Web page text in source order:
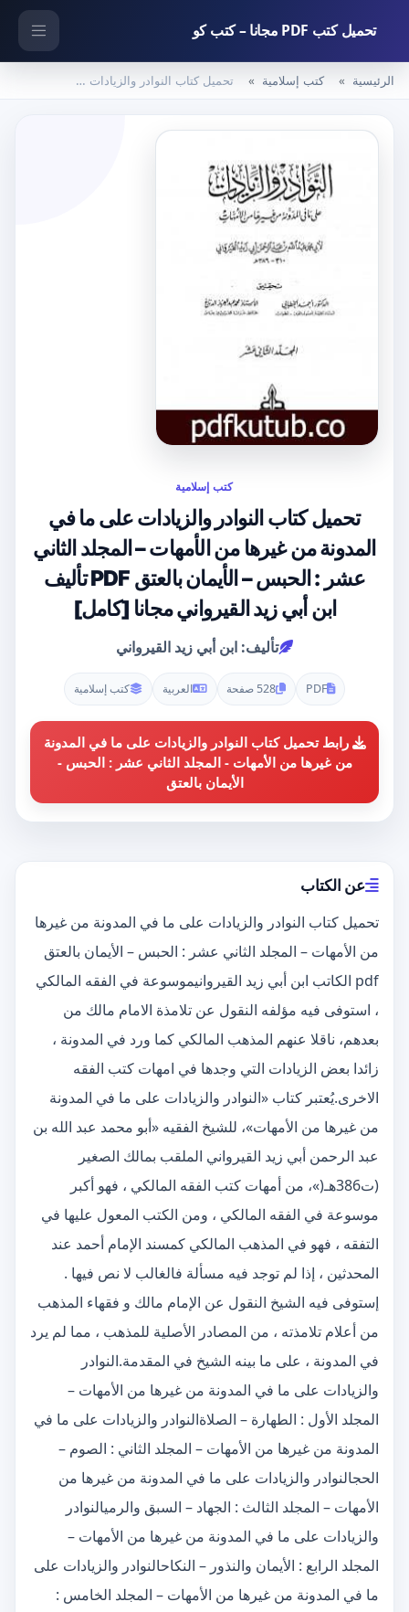
تحميل كتب PDF مجانا – كتب كو
الرئيسية كتب إسلامية تحميل كتاب النوادر والزيادات على ما في المدونة من غيرها من الأمهات – المجلد الثاني عشر : الحبس – الأيمان بالعتق PDF تأليف ابن أبي زيد القيرواني مجانا [كامل]
كتب إسلامية
تحميل كتاب النوادر والزيادات على ما في
المدونة من غيرها من الأمهات – المجلد الثاني
عشر : الحبس – الأيمان بالعتق PDF تأليف
ابن أبي زيد القيرواني مجانا [كامل]
تأليف: ابن أبي زيد القيرواني
PDF 528 صفحة العربية كتب إسلامية
رابط تحميل كتاب النوادر والزيادات على ما في المدونة
من غيرها من الأمهات - المجلد الثاني عشر : الحبس -
الأيمان بالعتق
عن الكتاب
تحميل كتاب النوادر والزيادات على ما في المدونة من غيرها
من الأمهات – المجلد الثاني عشر : الحبس – الأيمان بالعتق
pdf الكاتب ابن أبي زيد القيروانيموسوعة في الفقه المالكي
، استوفى فيه مؤلفه النقول عن تلامذة الامام مالك من
بعدهم، ناقلا عنهم المذهب المالكي كما ورد في المدونة ،
زائدا بعض الزيادات التي وجدها في امهات كتب الفقه
الاخرى.يُعتبر كتاب «النوادر والزيادات على ما في المدونة
من غيرها من الأمهات»، للشيخ الفقيه «أبو محمد عبد الله بن
عبد الرحمن أبي زيد القيرواني الملقب بمالك الصغير
(ت386هـ(»، من أمهات كتب الفقه المالكي ، فهو أكبر
موسوعة في الفقه المالكي ، ومن الكتب المعول عليها في
التفقه ، فهو في المذهب المالكي كمسند الإمام أحمد عند
المحدثين ، إذا لم توجد فيه مسألة فالغالب لا نص فيها .
إستوفى فيه الشيخ النقول عن الإمام مالك و فقهاء المذهب
من أعلام تلامذته ، من المصادر الأصلية للمذهب ، مما لم يرد
في المدونة ، على ما بينه الشيخ في المقدمة.النوادر
والزيادات على ما في المدونة من غيرها من الأمهات –
المجلد الأول : الطهارة – الصلاةالنوادر والزيادات على ما في
المدونة من غيرها من الأمهات – المجلد الثاني : الصوم –
الحجالنوادر والزيادات على ما في المدونة من غيرها من
الأمهات – المجلد الثالث : الجهاد – السبق والرميالنوادر
والزيادات على ما في المدونة من غيرها من الأمهات –
المجلد الرابع : الأيمان والنذور – النكاحالنوادر والزيادات على
ما في المدونة من غيرها من الأمهات – المجلد الخامس :